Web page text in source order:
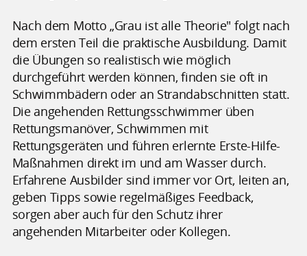
Nach dem Motto „Grau ist alle Theorie" folgt nach
dem ersten Teil die praktische Ausbildung. Damit
die Übungen so realistisch wie möglich
durchgeführt werden können, finden sie oft in
Schwimmbädern oder an Strandabschnitten statt.
Die angehenden Rettungsschwimmer üben
Rettungsmanöver, Schwimmen mit
Rettungsgeräten und führen erlernte Erste-Hilfe-
Maßnahmen direkt im und am Wasser durch.
Erfahrene Ausbilder sind immer vor Ort, leiten an,
geben Tipps sowie regelmäßiges Feedback,
sorgen aber auch für den Schutz ihrer
angehenden Mitarbeiter oder Kollegen.